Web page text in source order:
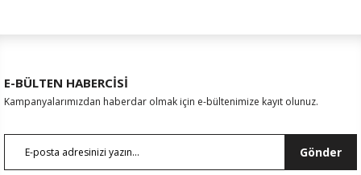
E-BÜLTEN HABERCİSİ
Kampanyalarımızdan haberdar olmak için e-bültenimize kayıt olunuz.
Gönder